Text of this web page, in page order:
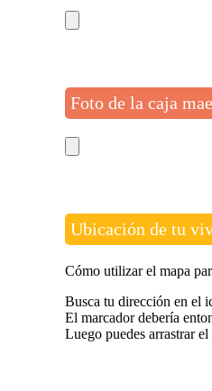
Foto de la caja
Ubicación de tu
Cómo utilizar el mapa
Busca tu dirección en el
El marcador debería
Luego puedes arrastrar